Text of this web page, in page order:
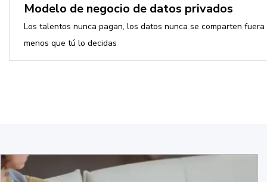
Modelo de negocio de datos privados
Los talentos nunca pagan, los datos nunca se comparten
menos que tú lo decidas